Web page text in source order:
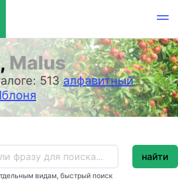
Malus
513алфавитный
видам, быстрый поиск
найти